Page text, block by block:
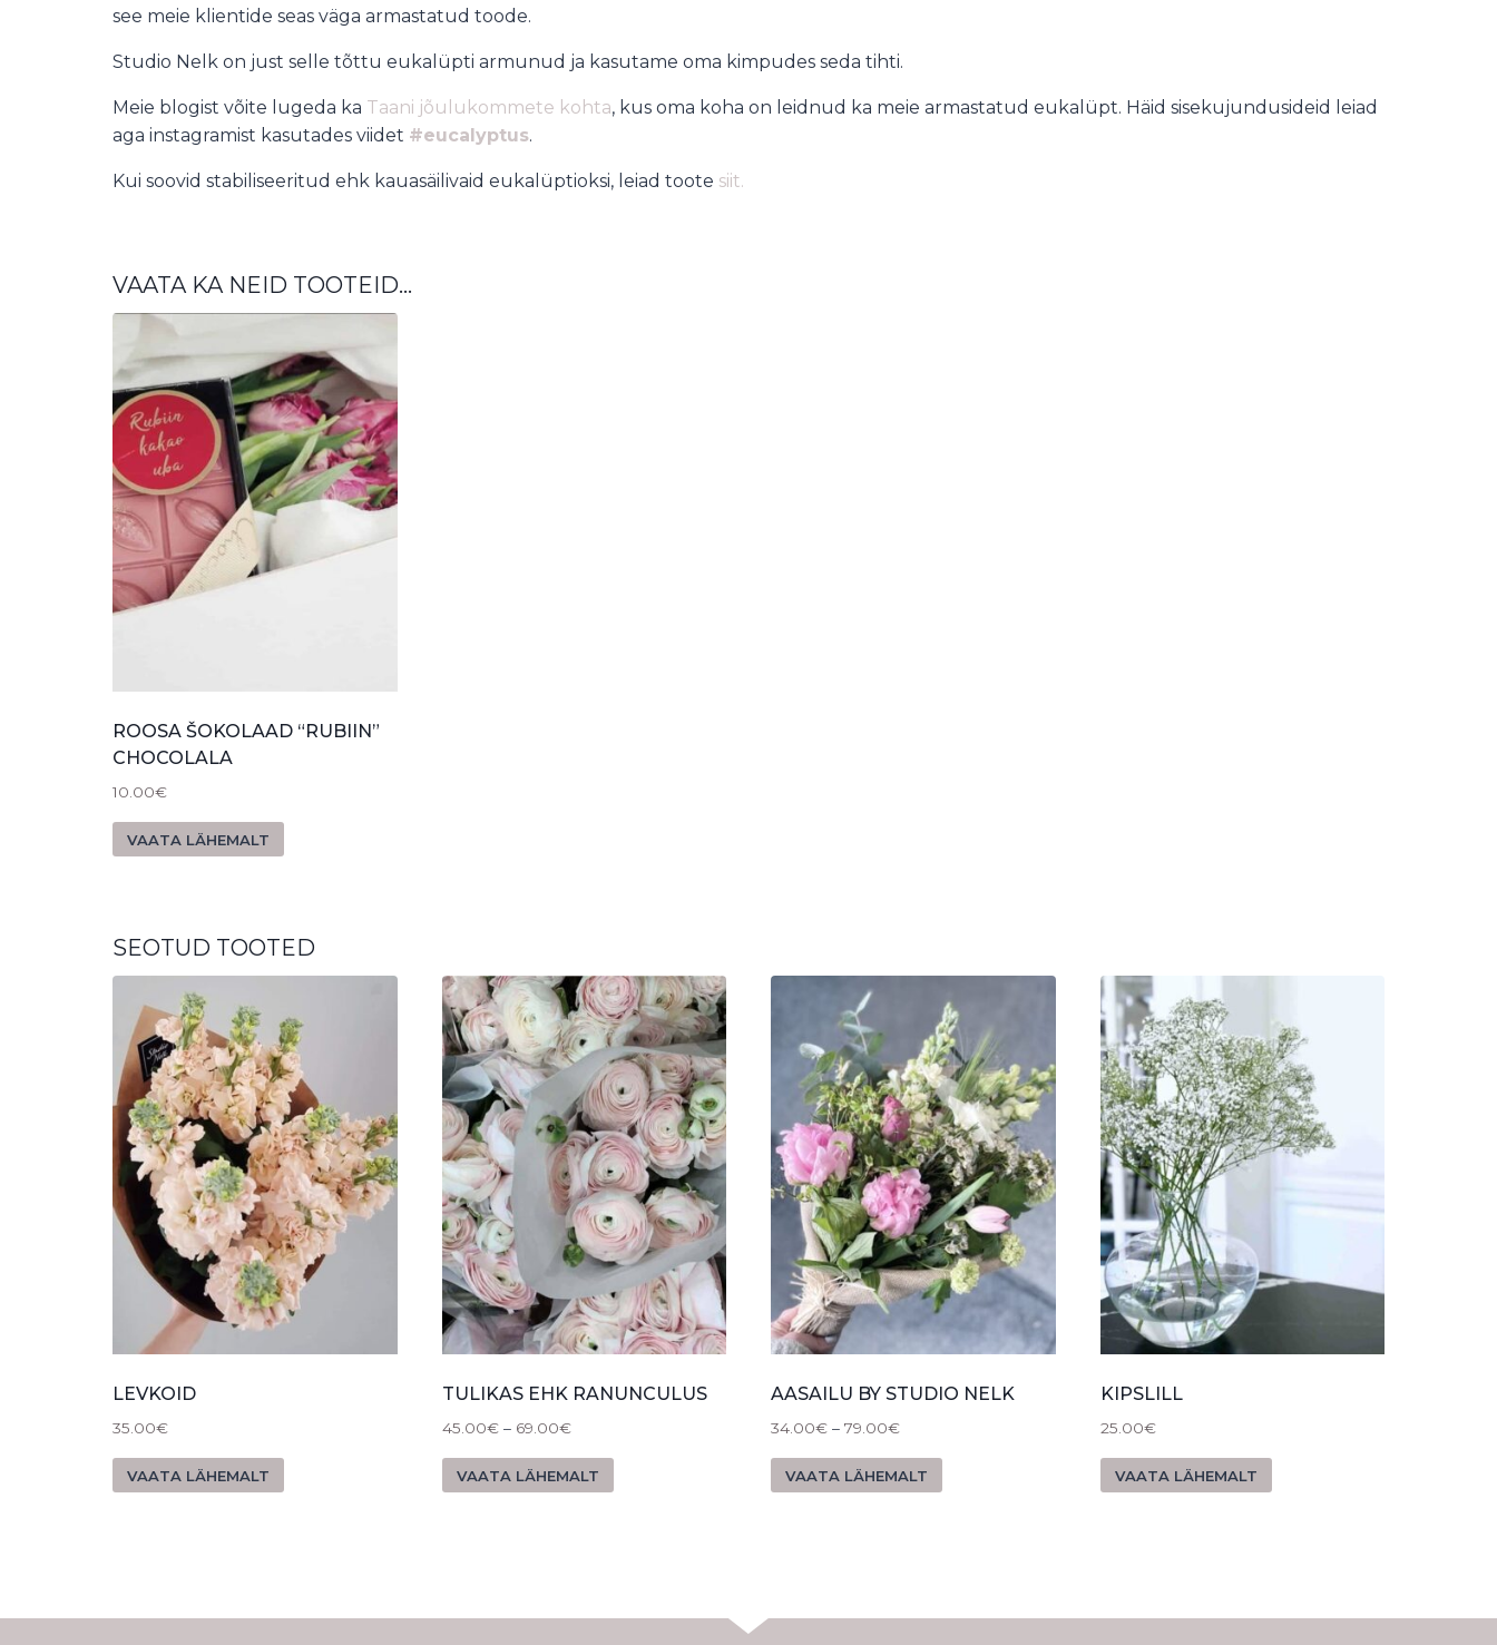
see meie klientide seas väga armastatud toode.
Studio Nelk on just selle tõttu eukalüpti armunud ja kasutame oma kimpudes seda tihti.
Meie blogist võite lugeda ka Taani jõulukommete kohta, kus oma koha on leidnud ka meie armastatud eukalüpt. Häid sisekujundusideid leiad
aga instagramist kasutades viidet #eucalyptus.
Kui soovid stabiliseeritud ehk kauasäilivaid eukalüptioksi, leiad toote siit.
VAATA KA NEID TOOTEID…
ROOSA ŠOKOLAAD “RUBIIN”
CHOCOLALA
10.00€
VAATA LÄHEMALT
SEOTUD TOOTED
LEVKOID
35.00€
VAATA LÄHEMALT
TULIKAS EHK RANUNCULUS
45.00€ – 69.00€
VAATA LÄHEMALT
AASAILU BY STUDIO NELK
34.00€ – 79.00€
VAATA LÄHEMALT
KIPSLILL
25.00€
VAATA LÄHEMALT